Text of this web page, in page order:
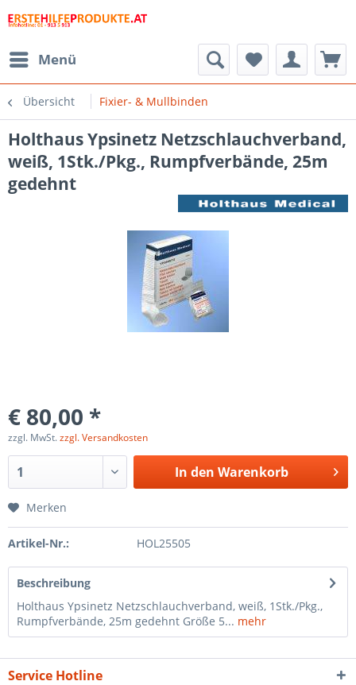
Menü
Übersicht Fixier- & Mullbinden
Holthaus Ypsinetz Netzschlauchverband,
weiß, 1Stk./Pkg., Rumpfverbände, 25m
gedehnt
€ 80,00 *
zzgl. MwSt.zzgl. Versandkosten
In den Warenkorb
Merken
Artikel-Nr.: HOL25505
Beschreibung
Holthaus Ypsinetz Netzschlauchverband, weiß, 1Stk./Pkg.,
Rumpfverbände, 25m gedehnt Größe 5... mehr
Service Hotline